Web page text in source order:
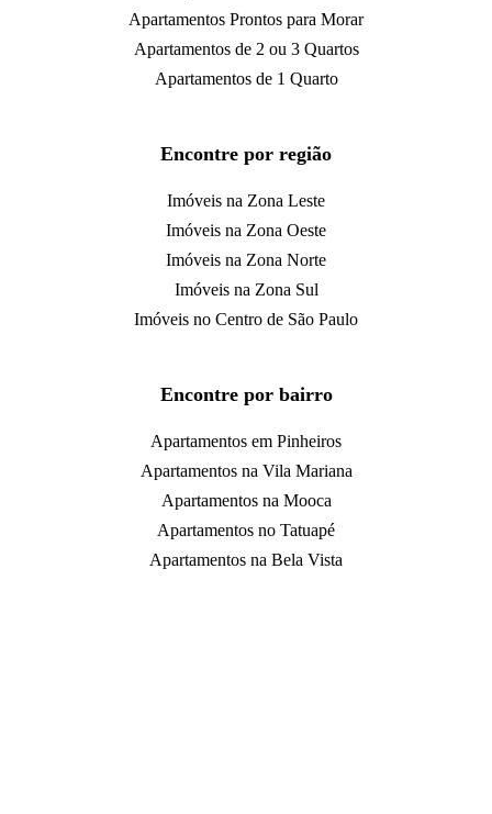
Apartamentos Prontos para Morar
Apartamentos de 2 ou 3 Quartos
Apartamentos de 1 Quarto
Encontre por região
Imóveis na Zona Leste
Imóveis na Zona Oeste
Imóveis na Zona Norte
Imóveis na Zona Sul
Imóveis no Centro de São Paulo
Encontre por bairro
Apartamentos em Pinheiros
Apartamentos na Vila Mariana
Apartamentos na Mooca
Apartamentos no Tatuapé
Apartamentos na Bela Vista